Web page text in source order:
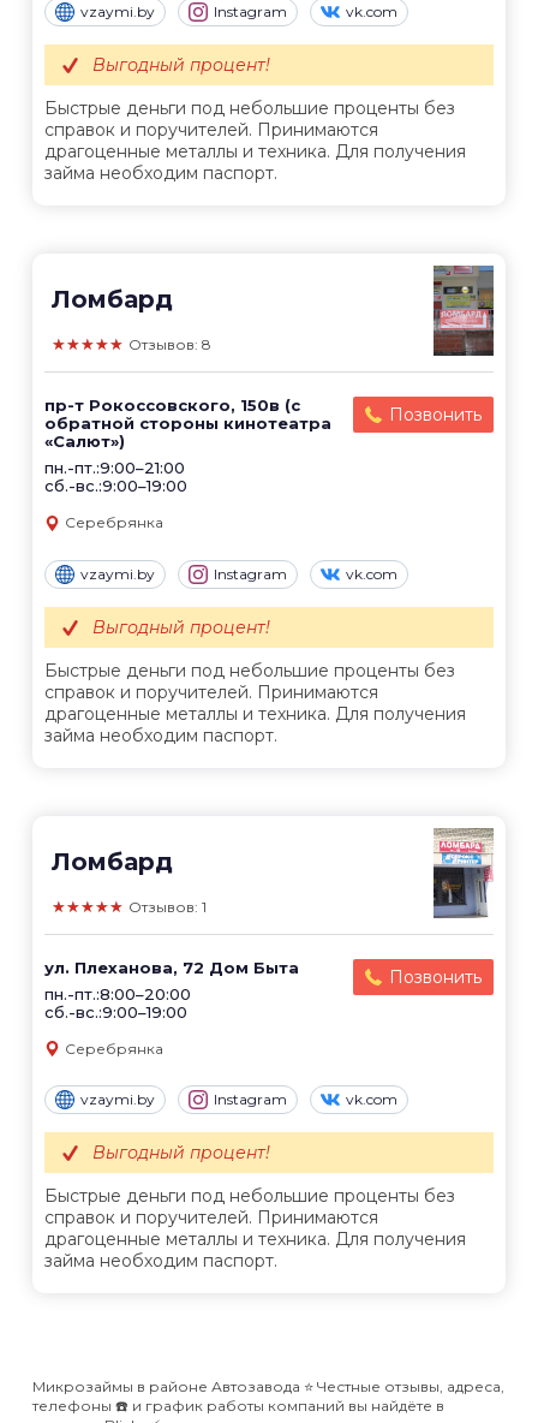
vzaymi.by Instagram vk.com
Быстрые деньги под небольшие проценты без
справок и поручителей. Принимаются
драгоценные металлы и техника. Для получения
займа необходим паспорт.
Выгодный процент!
Ломбард
★★★★★ Отзывов: 8
пр-т Рокоссовского, 150в (с
обратной стороны кинотеатра
«Салют»)
пн.-пт.:9:00–21:00
сб.-вс.:9:00–19:00
Позвонить
Серебрянка
vzaymi.by Instagram vk.com
Быстрые деньги под небольшие проценты без
справок и поручителей. Принимаются
драгоценные металлы и техника. Для получения
займа необходим паспорт.
Выгодный процент!
Ломбард
★★★★★ Отзывов: 1
ул. Плеханова, 72 Дом Быта
пн.-пт.:8:00–20:00
сб.-вс.:9:00–19:00
Позвонить
Серебрянка
vzaymi.by Instagram vk.com
Быстрые деньги под небольшие проценты без
справок и поручителей. Принимаются
драгоценные металлы и техника. Для получения
займа необходим паспорт.
Выгодный процент!
Микрозаймы в районе Автозавода ⭐️ Честные отзывы, адреса,
телефоны ☎️ и график работы компаний вы найдёте в